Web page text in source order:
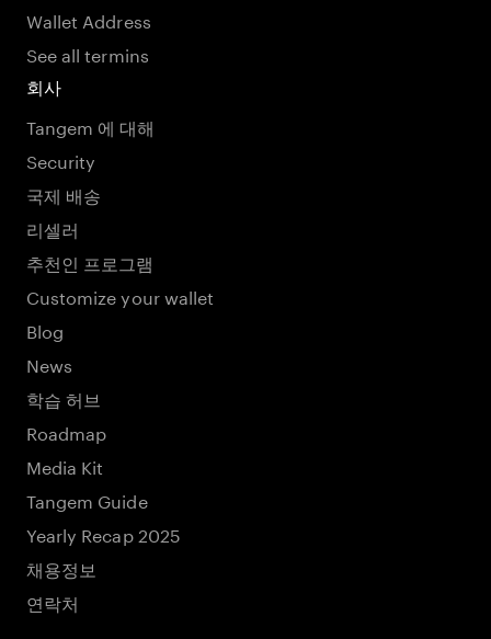
Wallet Address
See all termins
회사
Tangem 에 대해
Security
국제 배송
리셀러
추천인 프로그램
Customize your wallet
Blog
News
학습 허브
Roadmap
Media Kit
Tangem Guide
Yearly Recap 2025
채용정보
연락처